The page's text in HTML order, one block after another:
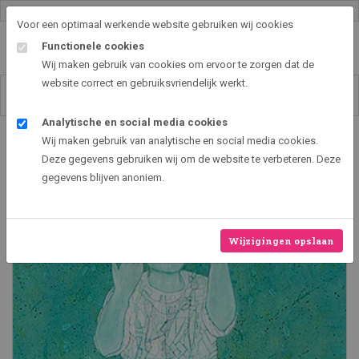
Voor een optimaal werkende website gebruiken wij cookies
Functionele cookies
Wij maken gebruik van cookies om ervoor te zorgen dat de
website correct en gebruiksvriendelijk werkt.
Analytische en social media cookies
Wij maken gebruik van analytische en social media cookies.
Deze gegevens gebruiken wij om de website te verbeteren. Deze
gegevens blijven anoniem.
Wijzigingen opslaan
Art2EXPO GallerySHOP - de leukste kunst cadeau ideeën
Sjema Israel - Hart